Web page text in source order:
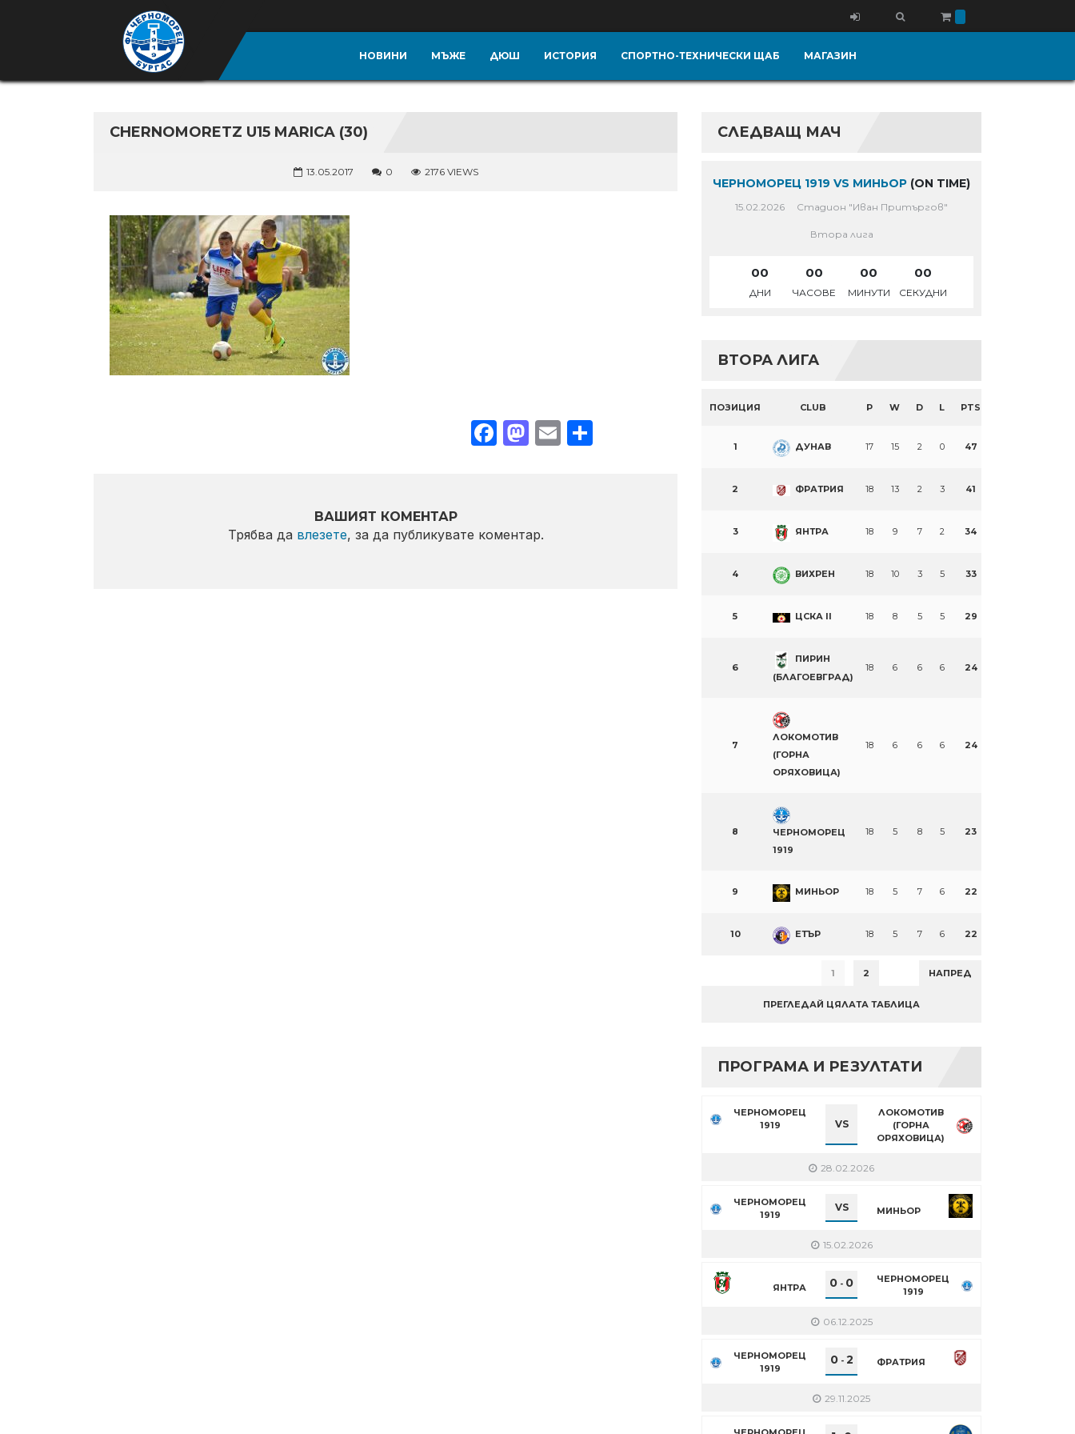
НОВИНИ МЪЖЕ ДЮШ ИСТОРИЯ СПОРТНО-ТЕХНИЧЕСКИ ЩАБ МАГАЗИН
CHERNOMORETZ U15 MARICA (30)
13.05.2017 0 2176 VIEWS
Facebook
Mastodon
EmailShare
ВАШИЯТ КОМЕНТАР
Трябва да влезете, за да публикувате коментар.
СЛЕДВАЩ МАЧ
ЧЕРНОМОРЕЦ 1919 VS МИНЬОР (ON TIME)
15.02.2026 Стадион "Иван Притъргов"
Втора лига
00
ДНИ
00
ЧАСОВЕ
00
МИНУТИ
00
СЕКУДНИ
ВТОРА ЛИГА
ПОЗИЦИЯ CLUB P W D L PTS
1 ДУНАВ 17 15 2 0 47
2 ФРАТРИЯ 18 13 2 3 41
3 ЯНТРА 18 9 7 2 34
4 ВИХРЕН 18 10 3 5 33
5 ЦСКА II 18 8 5 5 29
6
ПИРИН
(БЛАГОЕВГРАД)
18 6 6 6 24
7
ЛОКОМОТИВ
(ГОРНА
ОРЯХОВИЦА)
18 6 6 6 24
8
ЧЕРНОМОРЕЦ
1919
18 5 8 5 23
9 МИНЬОР 18 5 7 6 22
10 ЕТЪР 18 5 7 6 22
1 2 НАПРЕД
ПРЕГЛЕДАЙ ЦЯЛАТА ТАБЛИЦА
ПРОГРАМА И РЕЗУЛТАТИ
ЧЕРНОМОРЕЦ
1919
VS
ЛОКОМОТИВ
(ГОРНА
ОРЯХОВИЦА)
28.02.2026
ЧЕРНОМОРЕЦ
1919
VS МИНЬОР
15.02.2026
ЯНТРА 0 - 0
ЧЕРНОМОРЕЦ
1919
06.12.2025
ЧЕРНОМОРЕЦ
1919
0- 2 ФРАТРИЯ
29.11.2025